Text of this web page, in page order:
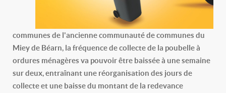
communes de l'ancienne communauté de communes du
Miey de Béarn, la fréquence de collecte de la poubelle à
ordures ménagères va pouvoir être baissée à une semaine
sur deux, entraînant une réorganisation des jours de
collecte et une baisse du montant de la redevance